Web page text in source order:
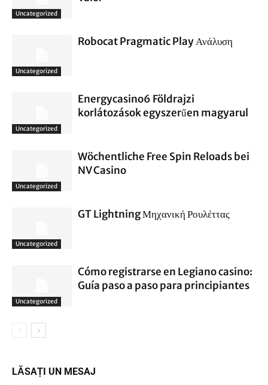
Uncategorized
Uncategorized
Robocat Pragmatic Play Ανάλυση
Uncategorized
Energycasino6 Földrajzi
korlátozások egyszerűen magyarul
Uncategorized
Wöchentliche Free Spin Reloads bei
NV Casino
Uncategorized
GT Lightning Μηχανική Ρουλέττας
Uncategorized
Cómo registrarse en Legiano casino:
Guía paso a paso para principiantes
LĂSAȚI UN MESAJ